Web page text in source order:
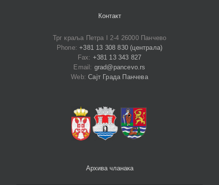
Контакт
Трг краља Петра I 2-4 26000 Панчево
Phone:+381 13 308 830 (централа)
Fax: +381 13 343 827
Email: grad@pancevo.rs
Web:Сајт Града Панчева
Архива чланака